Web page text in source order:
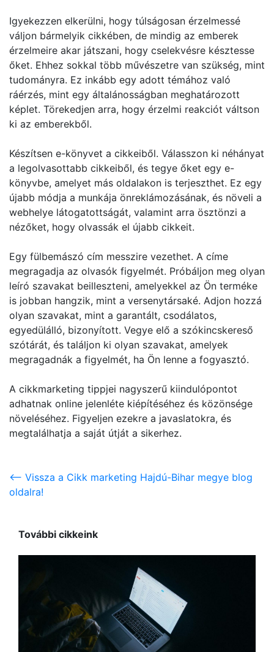
Igyekezzen elkerülni, hogy túlságosan érzelmessé
váljon bármelyik cikkében, de mindig az emberek
érzelmeire akar játszani, hogy cselekvésre késztesse
őket. Ehhez sokkal több művészetre van szükség, mint
tudományra. Ez inkább egy adott témához való
ráérzés, mint egy általánosságban meghatározott
képlet. Törekedjen arra, hogy érzelmi reakciót váltson
ki az emberekből.
Készítsen e-könyvet a cikkeiből. Válasszon ki néhányat
a legolvasottabb cikkeiből, és tegye őket egy e-
könyvbe, amelyet más oldalakon is terjeszthet. Ez egy
újabb módja a munkája önreklámozásának, és növeli a
webhelye látogatottságát, valamint arra ösztönzi a
nézőket, hogy olvassák el újabb cikkeit.
Egy fülbemászó cím messzire vezethet. A címe
megragadja az olvasók figyelmét. Próbáljon meg olyan
leíró szavakat beilleszteni, amelyekkel az Ön terméke
is jobban hangzik, mint a versenytársaké. Adjon hozzá
olyan szavakat, mint a garantált, csodálatos,
egyedülálló, bizonyított. Vegye elő a szókincskereső
szótárát, és találjon ki olyan szavakat, amelyek
megragadnák a figyelmét, ha Ön lenne a fogyasztó.
A cikkmarketing tippjei nagyszerű kiindulópontot
adhatnak online jelenléte kiépítéséhez és közönsége
növeléséhez. Figyeljen ezekre a javaslatokra, és
megtalálhatja a saját útját a sikerhez.
<-- Vissza a Cikk marketing Hajdú-Bihar megye blog
oldalra!
További cikkeink